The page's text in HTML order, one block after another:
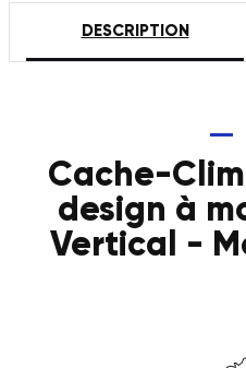
DESCRIPTION
Cache-
design à
Vertical -